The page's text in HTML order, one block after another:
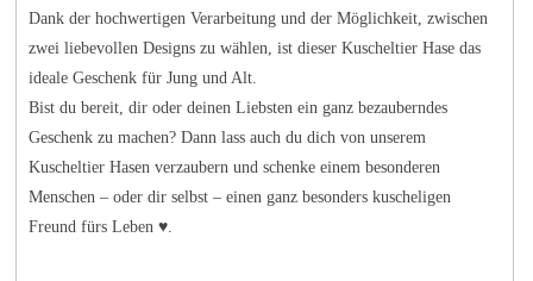
Dank der hochwertigen Verarbeitung und der Möglichkeit, zwischen
zwei liebevollen Designs zu wählen, ist dieser Kuscheltier Hase das
ideale Geschenk für Jung und Alt.
Bist du bereit, dir oder deinen Liebsten ein ganz bezauberndes
Geschenk zu machen? Dann lass auch du dich von unserem
Kuscheltier Hasen verzaubern und schenke einem besonderen
Menschen – oder dir selbst – einen ganz besonders kuscheligen
Freund fürs Leben ♥.